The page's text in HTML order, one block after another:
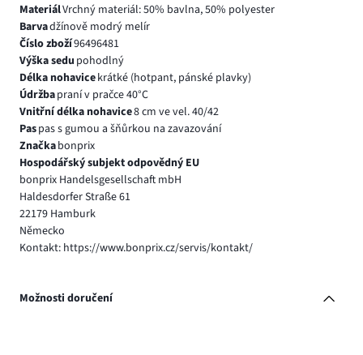
MateriálVrchný materiál: 50% bavlna, 50% polyester
Barvadžínově modrý melír
Číslo zboží96496481
Výška sedu pohodlný
Délka nohavicekrátké (hotpant, pánské plavky)
Údržbapraní v pračce 40°C
Vnitřní délka nohavice8 cm ve vel. 40/42
Paspas s gumou a šňůrkou na zavazování
Značkabonprix
Hospodářský subjekt odpovědný EU
bonprix Handelsgesellschaft mbH
Haldesdorfer Straße 61
22179 Hamburk
Německo
Kontakt: https://www.bonprix.cz/servis/kontakt/
Možnosti doručení